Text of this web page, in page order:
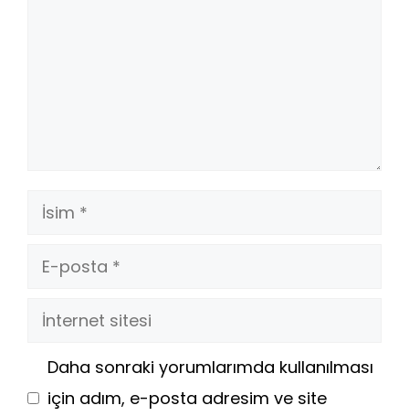
İsim
E-
İnternet
Daha sonraki yorumlarımda kullanılması
için adım, e-posta adresim ve site